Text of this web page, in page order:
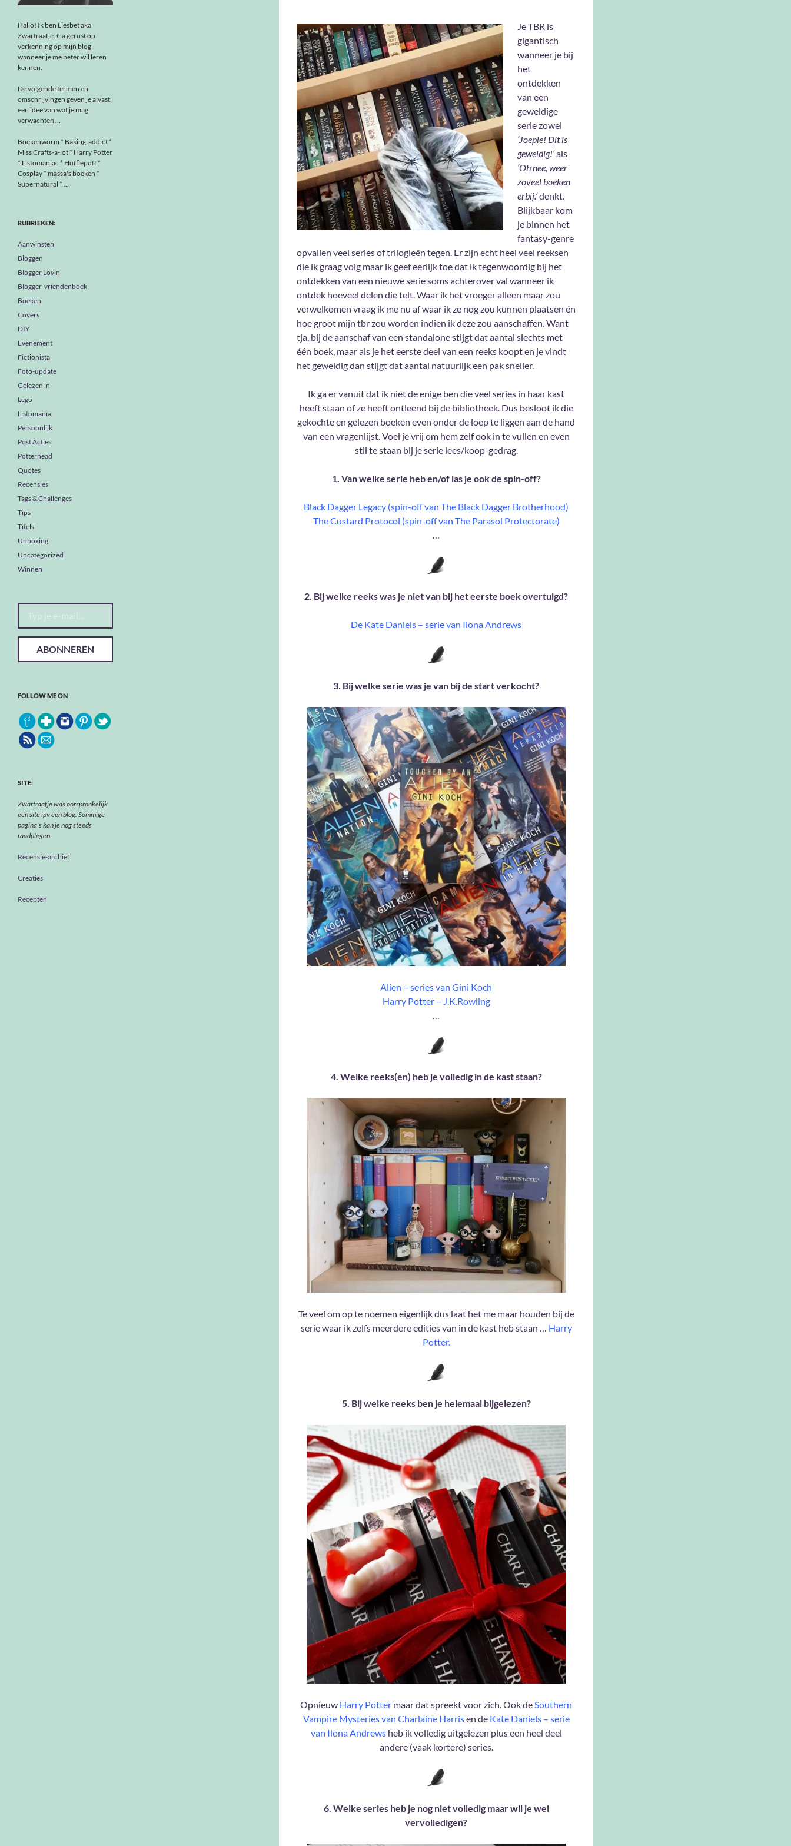
Je TBR is
gigantisch
wanneer je bij
het
ontdekken
van een
geweldige
serie zowel
‘Joepie! Dit is
geweldig!’als
‘Oh nee, weer
zoveel boeken
erbij.’denkt.
Blijkbaar kom
je binnen het
fantasy-genre
opvallen veel series of trilogieën tegen. Er zijn echt heel veel reeksen
die ik graag volg maar ik geef eerlijk toe dat ik tegenwoordig bij het
ontdekken van een nieuwe serie soms achterover val wanneer ik
ontdek hoeveel delen die telt. Waar ik het vroeger alleen maar zou
verwelkomen vraag ik me nu af waar ik ze nog zou kunnen plaatsen én
hoe groot mijn tbr zou worden indien ik deze zou aanschaffen. Want
tja, bij de aanschaf van een standalone stijgt dat aantal slechts met
één boek, maar als je het eerste deel van een reeks koopt en je vindt
het geweldig dan stijgt dat aantal natuurlijk een pak sneller.
Ik ga er vanuit dat ik niet de enige ben die veel series in haar kast
heeft staan of ze heeft ontleend bij de bibliotheek. Dus besloot ik die
gekochte en gelezen boeken even onder de loep te liggen aan de hand
van een vragenlijst. Voel je vrij om hem zelf ook in te vullen en even
stil te staan bij je serie lees/koop-gedrag.
1. Van welke serie heb en/of las je ook de spin-off?
Black Dagger Legacy (spin-off van The Black Dagger Brotherhood)
The Custard Protocol (spin-off van The Parasol Protectorate)
…
2. Bij welke reeks was je niet van bij het eerste boek overtuigd?
De Kate Daniels – serie van Ilona Andrews
3. Bij welke serie was je van bij de start verkocht?
Alien – series van Gini Koch
Harry Potter – J.K.Rowling
…
4. Welke reeks(en) heb je volledig in de kast staan?
Te veel om op te noemen eigenlijk dus laat het me maar houden bij de
serie waar ik zelfs meerdere edities van in de kast heb staan … Harry
Potter.
5. Bij welke reeks ben je helemaal bijgelezen?
Opnieuw Harry Potter maar dat spreekt voor zich. Ook de Southern
Vampire Mysteries van Charlaine Harrisen de Kate Daniels – serie
van Ilona Andrews heb ik volledig uitgelezen plus een heel deel
andere (vaak kortere) series.
6. Welke series heb je nog niet volledig maar wil je wel
vervolledigen?
Hallo! Ik ben Liesbet aka
Zwartraafje. Ga gerust op
verkenning op mijn blog
wanneer je me beter wil leren
kennen.
De volgende termen en
omschrijvingen geven je alvast
een idee van wat je mag
verwachten ...
Boekenworm * Baking-addict *
Miss Crafts-a-lot * Harry Potter
* Listomaniac * Hufflepuff *
Cosplay * massa's boeken *
Supernatural * ...
RUBRIEKEN:
Aanwinsten
Bloggen
Blogger Lovin
Blogger-vriendenboek
Boeken
Covers
DIY
Evenement
Fictionista
Foto-update
Gelezen in
Lego
Listomania
Persoonlijk
Post Acties
Potterhead
Quotes
Recensies
Tags & Challenges
Tips
Titels
Unboxing
Uncategorized
Winnen
Typ je e-mail...
ABONNEREN
FOLLOW ME ON
SITE:
Zwartraafje was oorspronkelijk
een site ipv een blog. Sommige
pagina's kan je nog steeds
raadplegen.
Recensie-archief
Creaties
Recepten